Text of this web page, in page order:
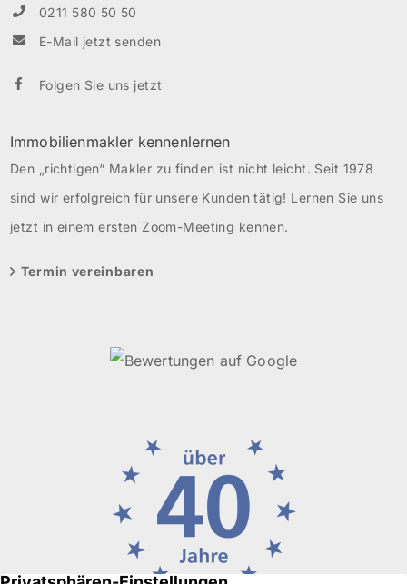
0211 580 50 50
E-Mail jetzt senden
Folgen Sie uns jetzt
Immobilienmakler kennenlernen
Den „richtigen“ Makler zu finden ist nicht leicht. Seit 1978
sind wir erfolgreich für unsere Kunden tätig! Lernen Sie uns
jetzt in einem ersten Zoom-Meeting kennen.
Termin vereinbaren